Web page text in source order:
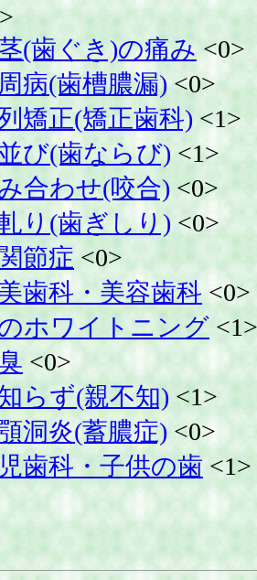
(歯ぐき)の痛み <0>
病(歯槽膿漏) <0>
矯正(矯正歯科)<1>
び(歯ならび) <1>
合わせ(咬合) <0>
り(歯ぎしり) <0>
節症 <0>
歯科・美容歯科 <0>
ホワイトニング <1>
<0>
らず(親不知) <1>
顎洞炎(蓄膿症) <0>
歯科・子供の歯 <1>